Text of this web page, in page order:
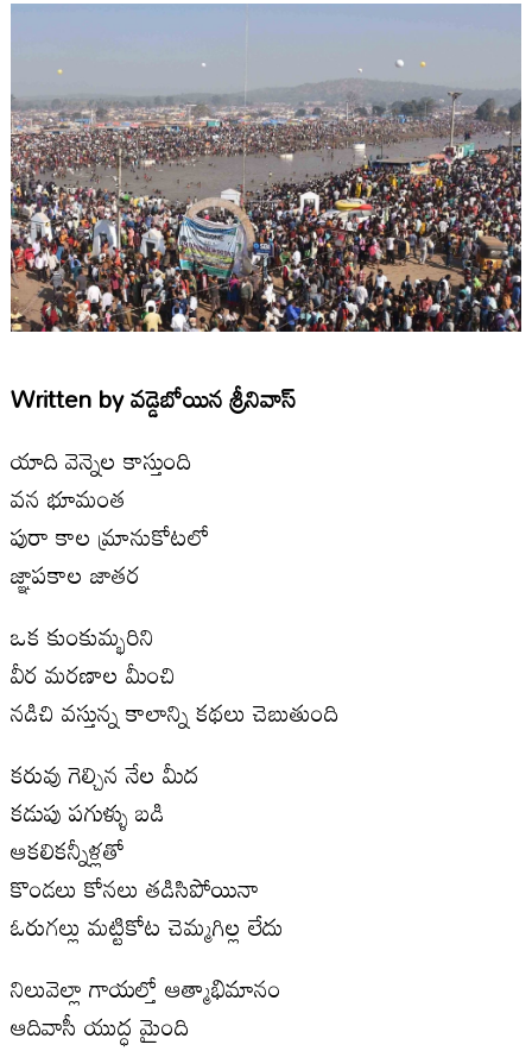
Written byవడ్డెబోయిన శ్రీనివాస్
యాది వెన్నెల కాస్తుంది
వన భూమంత
పురా కాల మ్రానుకోటలో
జ్ఞాపకాల జాతర
ఒక కుంకుమ్భరిని
వీర మరణాల మీంచి
నడిచి వస్తున్న కాలాన్ని కథలు చెబుతుంది
కరువు గెల్చిన నేల మీద
కడుపు పగుళ్ళు బడి
ఆకలికన్నీళ్లతో
కొండలు కోనలు తడిసిపోయినా
ఓరుగల్లు మట్టికోట చెమ్మగిల్ల లేదు
నిలువెల్లా గాయల్తో ఆత్మాభిమానం
ఆదివాసీ యుద్ధ మైంది